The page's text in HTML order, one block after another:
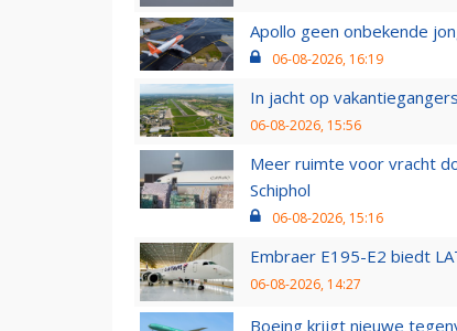
Apollo geen onbekende
06-08-2026, 16:19
In jacht op
06-08-2026, 15:56
Meer ruimte voor vracht
Schiphol
06-08-2026, 15:16
Embraer E195-E2 biedt
06-08-2026, 14:27
Boeing krijgt nieuwe